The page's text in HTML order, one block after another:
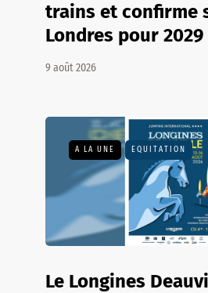
trains et confirme
Londres pour 2029
9 août 2026
A LA UNE EQUITATION
Le Longines